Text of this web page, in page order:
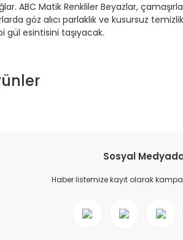
ABC Matik Renkliler Beyazlar,
göz alıcı parlaklık ve kusursuz temizlik
gül esintisini taşıyacak.
yapın!
kullanarak tarafımıza iletebilirsiniz.
Sosyal
Haber listemize kayıt olarak